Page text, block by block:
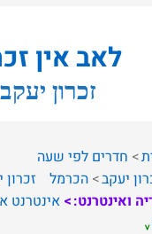
לאב אין
זכרון יעקב
חדרים לפי שעה
יעקב הכרמל
ואינטרנט:
אינטרנט